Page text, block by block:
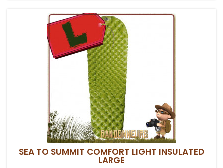
SEA TO SUMMIT COMFORT LIGHT INSULATED
LARGE